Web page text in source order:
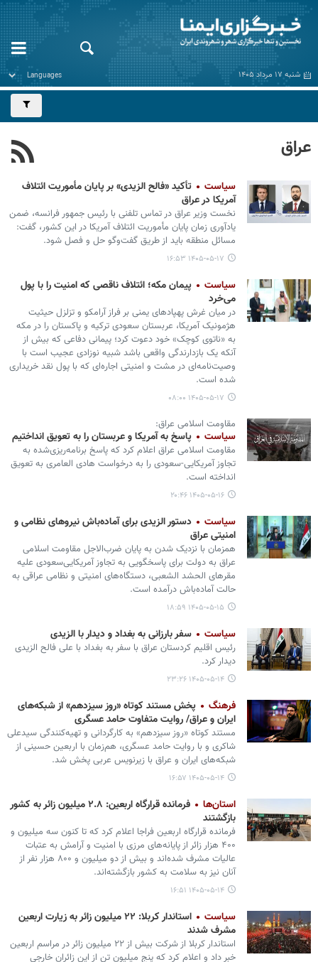
شنبه ۱۷ مرداد ۱۴۰۵
عراق
سیاست
تأکید «فالح الزیدی» بر پایان مأموریت ائتلاف
آمریکا در عراق
نخست وزیر عراق در تماس تلفنی با رئیس جمهور فرانسه، ضمن
یادآوری زمان پایان مأموریت ائتلاف آمریکا در این کشور، گفت:
مسائل منطقه باید از طریق گفت‌وگو حل و فصل شود.
۱۴۰۵-۰۵-۱۷ ۱۶:۵۳
سیاست
پیمان مکه؛ ائتلاف ناقصی که امنیت را با پول
می‌خرد
در میان غرش پهپادهای یمنی بر فراز آرامکو و تزلزل حیثیت
هژمونیک آمریکا، عربستان سعودی ترکیه و پاکستان را در مکه
به «ناتوی کوچک» خود دعوت کرد؛ پیمانی دفاعی که بیش از
آنکه یک بازدارندگی واقعی باشد شبیه نوزادی عجیب است با
وصیت‌نامه‌ای در مشت و امنیتی اجاره‌ای که با پول نقد خریداری
شده است.
۱۴۰۵-۰۵-۱۷ ۰۸:۰۰
مقاومت اسلامی عراق:
سیاست پاسخ به آمریکا و عربستان را به تعویق انداختیم
مقاومت اسلامی عراق اعلام کرد که پاسخ برنامه‌ریزی‌شده به
تجاوز آمریکایی-سعودی را به درخواست هادی العامری به تعویق
انداخته است.
۱۴۰۵-۰۵-۱۶ ۲۰:۴۶
سیاست
دستور الزیدی برای آماده‌باش نیروهای نظامی و
امنیتی عراق
همزمان با نزدیک شدن به پایان ضرب‌الاجل مقاومت اسلامی
عراق به دولت برای پاسخگویی به تجاوز آمریکایی‌سعودی علیه
مقرهای الحشد الشعبی، دستگاه‌های امنیتی و نظامی عراقی به
حالت آماده‌باش درآمده است.
۱۴۰۵-۰۵-۱۵ ۱۸:۵۹
سیاست سفر بارزانی به بغداد و دیدار با الزیدی
رئیس اقلیم کردستان عراق با سفر به بغداد با علی فالح الزیدی
دیدار کرد.
۱۴۰۵-۰۵-۱۴ ۲۳:۲۶
فرهنگ
پخش مستند کوتاه «روز سیزدهم» از شبکه‌های
ایران و عراق/ روایت متفاوت حامد عسگری
مستند کوتاه «روز سیزدهم» به کارگردانی و تهیه‌کنندگی سیدعلی
شاکری و با روایت حامد عسگری، هم‌زمان با اربعین حسینی از
شبکه‌های ایران و عراق با زیرنویس عربی پخش شد.
۱۴۰۵-۰۵-۱۴ ۱۶:۵۷
استان‌ها
فرمانده قرارگاه اربعین: ۲.۸ میلیون زائر به کشور
بازگشتند
فرمانده قرارگاه اربعین فراجا اعلام کرد که تا کنون سه میلیون و
۴۰۰ هزار زائر از پایانه‌های مرزی با امنیت و آرامش به عتبات
عالیات مشرف شده‌اند و بیش از دو میلیون و ۸۰۰ هزار نفر از
آنان نیز به سلامت به کشور بازگشته‌اند.
۱۴۰۵-۰۵-۱۴ ۱۶:۵۱
سیاست
استاندار کربلا: ۲۲ میلیون زائر به زیارت اربعین
مشرف شدند
استاندار کربلا از شرکت بیش از ۲۲ میلیون زائر در مراسم اربعین
خبر داد و اعلام کرد که پنج میلیون تن از این زائران خارجی